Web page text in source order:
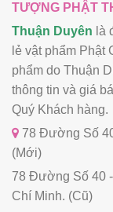
TƯỢNG PHẬT
Thuận Duyên là
lẻ vật phẩm Phật
phẩm do Thuận
thông tin và giá
Quý Khách hàng.
78 Đường Số
(Mới)
78 Đường Số 40
Chí Minh. (Cũ)